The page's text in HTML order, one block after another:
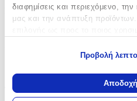
διαφημίσεις και περιεχόμενο,
μας και την ανάπτυξη
Να συλλέξουμε
σας τοποθεσία, οι οποίες
Προβολή
Κύβοι:
Τεμάχια